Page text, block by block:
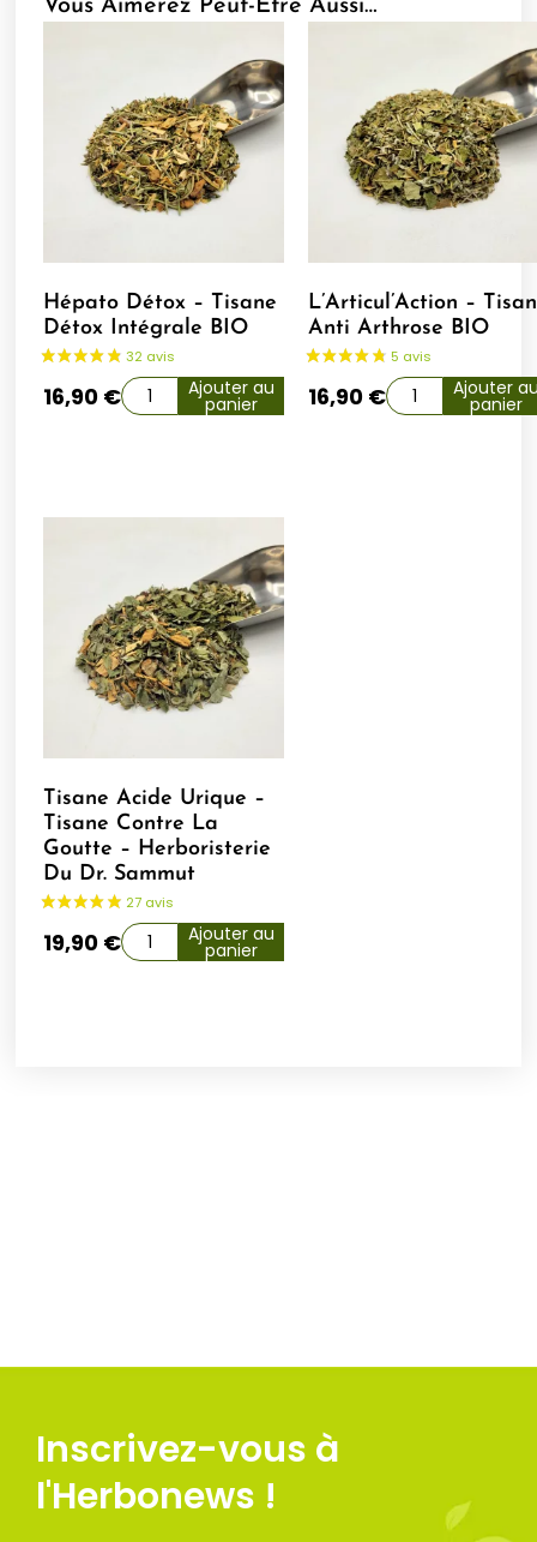
Vous Aimerez Peut-Être Aussi…
Hépato Détox – Tisane
Détox Intégrale BIO
16,90 € Ajouter au
panier
L’Articul’Action –
Anti Arthrose BIO
16,90 € Ajouter
panier
Tisane Acide Urique –
Tisane Contre La
Goutte – Herboristerie
Du Dr. Sammut
19,90 € Ajouter au
panier
Inscrivez-vous à
l'Herbonews !